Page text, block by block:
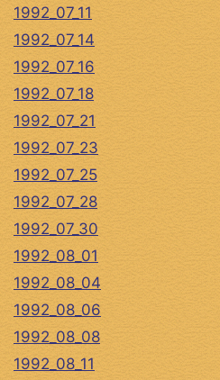
1992_07_11
1992_07_14
1992_07_16
1992_07_18
1992_07_21
1992_07_23
1992_07_25
1992_07_28
1992_07_30
1992_08_01
1992_08_04
1992_08_06
1992_08_08
1992_08_11